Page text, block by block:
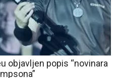
objavljen popis “novinara